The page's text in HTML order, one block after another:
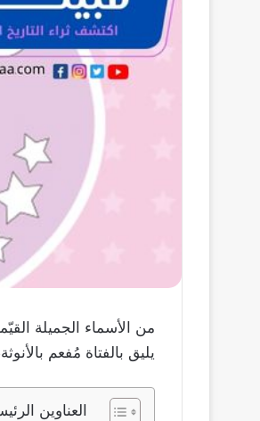
من الأسماء الجميلة
يليق بالفتاة مُفعم
العناوين